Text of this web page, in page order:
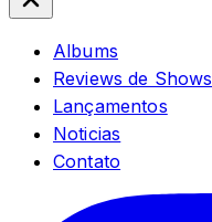
Albums
Reviews de Shows
Lançamentos
Noticias
Contato